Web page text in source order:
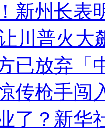
新州长表
川普火大
已放弃「
传枪手闯
了？新华